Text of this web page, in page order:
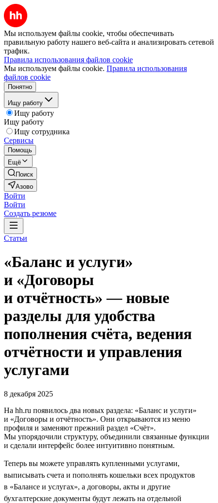
Мы используем файлы cookie, чтобы обеспечивать
правильную работу нашего веб-сайта и анализировать сетевой
трафик.
Правила использования файлов cookie
Мы используем файлы cookie. Правила использования
файлов cookie
Понятно
Ищу работу
Ищу работу
Ищу работу
Ищу сотрудника
Сервисы
Помощь
Ещё
Поиск
Азово
Войти
Войти
Создать резюме
Статьи
«Баланс и услуги»
и «Договоры
и отчётность» — новые
разделы для удобства
пополнения счёта, ведения
отчётности и управления
услугами
8 декабря 2025
На hh.ru появилось два новых раздела: «Баланс и услуги»
и «Договоры и отчётность». Они открываются из меню
профиля и заменяют прежний раздел «Счёт».
Мы упорядочили структуру, объединили связанные функции
и сделали интерфейс более интуитивно понятным.
Теперь вы можете управлять купленными услугами,
выписывать счета и пополнять кошельки всех продуктов
в «Балансе и услугах», а договоры, акты и другие
бухгалтерские документы будут лежать на отдельной